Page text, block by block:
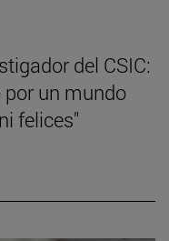
del CSIC:
un mundo
felices"